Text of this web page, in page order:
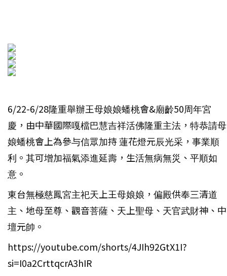
6/22-6/28隆重舉辦王母娘娘蟠桃會&廟齡50周年宮
慶，由中華國際嘎檔巴慧吉祥活佛隆重主法，特恭請母
娘蟠桃會上為參与信眾加持 蓮花燈元辰光采，事業順
利。其可增加福氣添進延壽，生活無病無災、平順如
意。
東台無極慈鳳宮主祀天上王母娘娘，偏殿供奉三清道
主、地母至尊、觀音菩薩、天上聖母、天官武財神、中
壇元帥。
https://youtube.com/shorts/4JIh92GtX1I?
si=I0a2CrttqcrA3hIR